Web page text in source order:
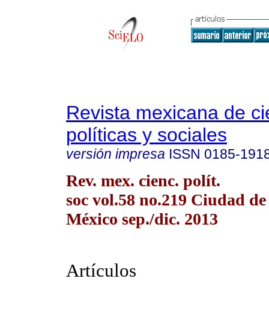
Revista mexicana de
políticas y sociales
versión impresa ISSN 0185-
Rev. mex. cienc. polít.
soc vol.58 no.219 Ciudad de
México sep./dic. 2013
Artículos